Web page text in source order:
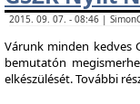
2015. 09. 07. - 08:46 |
Várunk minden kedves
bemutatón
elkészülését. További